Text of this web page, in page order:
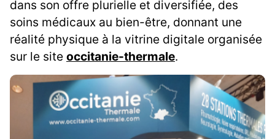
dans son offre plurielle et diversifiée, des
soins médicaux au bien-être, donnant une
réalité physique à la vitrine digitale organisée
sur le site occitanie-thermale.